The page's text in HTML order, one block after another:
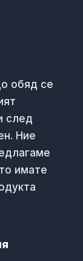
обяд се
след
Ние
имате